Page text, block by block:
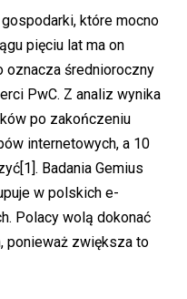
które mocno
pięciu lat ma on
oznacza średnioroczny
PwC. Z analiz wynika
po zakończeniu
internetowych, a 10
[1]. Badania Gemius
w polskich e-
Polacy wolą dokonać
ponieważ zwiększa to